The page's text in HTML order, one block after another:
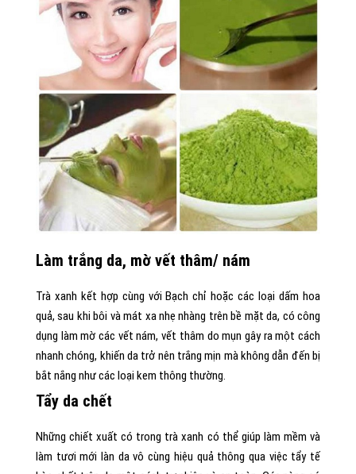
Làm trắng da, mờ vết thâm/ nám
Trà xanh kết hợp cùng với Bạch chỉ hoặc các loại dấm hoa
quả, sau khi bôi và mát xa nhẹ nhàng trên bề mặt da, có công
dụng làm mờ các vết nám, vết thâm do mụn gây ra một cách
nhanh chóng, khiến da trở nên trắng mịn mà không dẫn đến bị
bắt nắng như các loại kem thông thường.
Tẩy da chết
Những chiết xuất có trong trà xanh có thể giúp làm mềm và
làm tươi mới làn da vô cùng hiệu quả thông qua việc tẩy tế